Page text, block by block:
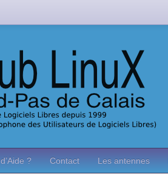
? Contact Les antennes